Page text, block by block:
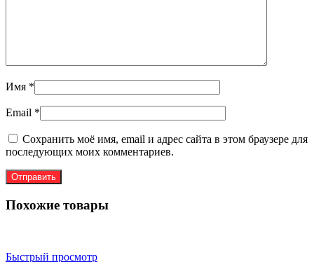
Имя *
Email *
Сохранить моё имя, email и адрес сайта в этом браузере для
последующих моих комментариев.
Похожие товары
Быстрый просмотр